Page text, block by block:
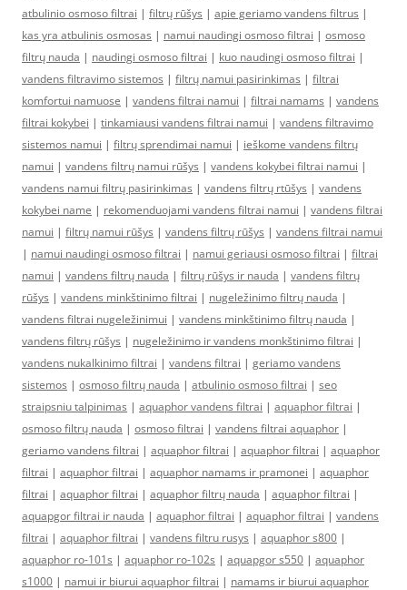
atbulinio osmoso filtrai | filtrų rūšys | apie geriamo vandens filtrus |
kas yra atbulinis osmosas | namui naudingi osmoso filtrai | osmoso
filtrų nauda | naudingi osmoso filtrai | kuo naudingi osmoso filtrai |
vandens filtravimo sistemos | filtrų namui pasirinkimas | filtrai
komfortui namuose | vandens filtrai namui | filtrai namams | vandens
filtrai kokybei | tinkamiausi vandens filtrai namui | vandens filtravimo
sistemos namui | filtrų sprendimai namui | ieškome vandens filtrų
namui | vandens filtrų namui rūšys | vandens kokybei filtrai namui |
vandens namui filtrų pasirinkimas | vandens filtrų rtūšys | vandens
kokybei name | rekomenduojami vandens filtrai namui | vandens filtrai
namui | filtrų namui rūšys | vandens filtrų rūšys | vandens filtrai namui
| namui naudingi osmoso filtrai | namui geriausi osmoso filtrai | filtrai
namui | vandens filtrų nauda | filtrų rūšys ir nauda | vandens filtrų
rūšys | vandens minkštinimo filtrai | nugeležinimo filtrų nauda |
vandens filtrai nugeležinimui | vandens minkštinimo filtrų nauda |
vandens filtrų rūšys | nugeležinimo ir vandens monkštinimo filtrai |
vandens nukalkinimo filtrai | vandens filtrai | geriamo vandens
sistemos | osmoso filtrų nauda | atbulinio osmoso filtrai | seo
straipsniu talpinimas | aquaphor vandens filtrai | aquaphor filtrai |
osmoso filtrų nauda | osmoso filtrai | vandens filtrai aquaphor |
geriamo vandens filtrai | aquaphor filtrai | aquaphor filtrai | aquaphor
filtrai | aquaphor filtrai | aquaphor namams ir pramonei | aquaphor
filtrai | aquaphor filtrai | aquaphor filtrų nauda | aquaphor filtrai |
aquapgor filtrai ir nauda | aquaphor filtrai | aquaphor filtrai | vandens
filtrai | aquaphor filtrai | vandens filtru rusys | aquaphor s800 |
aquaphor ro-101s | aquaphor ro-102s | aquapgor s550 | aquaphor
s1000 | namui ir biurui aquaphor filtrai | namams ir biurui aquaphor